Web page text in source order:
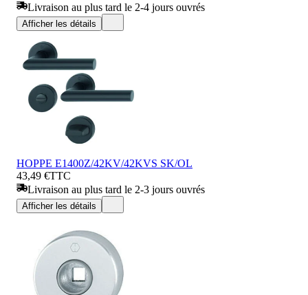
Livraison au plus tard le 2-4 jours ouvrés
Afficher les détails
HOPPE E1400Z/42KV/42KVS SK/OL
43,49 €TTC
Livraison au plus tard le 2-3 jours ouvrés
Afficher les détails